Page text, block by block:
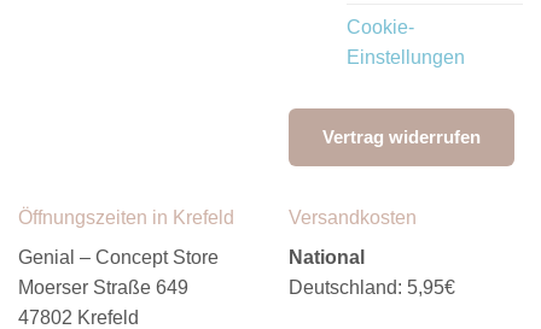
Cookie-
Einstellungen
Vertrag widerrufen
Öffnungszeiten in Krefeld
Genial – Concept Store
Moerser Straße 649
47802 Krefeld
Versandkosten
National
Deutschland: 5,95€